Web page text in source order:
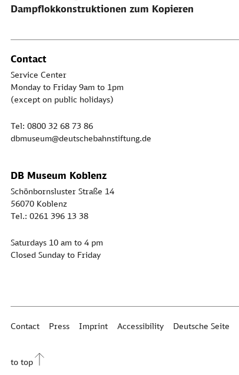
Dampflokkonstruktionen zum Kopieren
Contact
Service Center
Monday to Friday 9am to 1pm
(except on public holidays)
Tel: 0800 32 68 73 86
dbmuseum@deutschebahnstiftung.de
DB Museum Koblenz
Schönbornsluster Straße 14
56070 Koblenz
Tel.: 0261 396 13 38
Saturdays 10 am to 4 pm
Closed Sunday to Friday
Contact Press Imprint Accessibility Deutsche Seite
to top